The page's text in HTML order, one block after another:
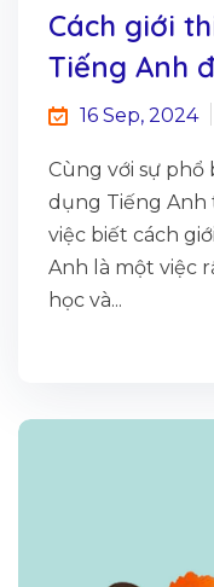
Cách giới
Tiếng Anh
16 Sep, 2024
Cùng với sự phổ
dụng Tiếng Anh
việc biết cách
Anh là một việc
học và...